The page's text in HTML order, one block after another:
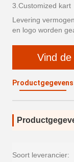
3.Customized kart
Levering
en logo worden
Vind
Productgegevens
Soort leverancier: